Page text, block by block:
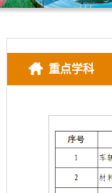
重点学科